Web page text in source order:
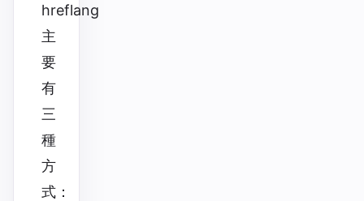
hreflang
主
要
有
三
種
方
式：